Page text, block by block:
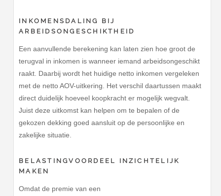
INKOMENSDALING BIJ
ARBEIDSONGESCHIKTHEID
Een aanvullende berekening kan laten zien hoe groot de
terugval in inkomen is wanneer iemand arbeidsongeschikt
raakt. Daarbij wordt het huidige netto inkomen vergeleken
met de netto AOV-uitkering. Het verschil daartussen maakt
direct duidelijk hoeveel koopkracht er mogelijk wegvalt.
Juist deze uitkomst kan helpen om te bepalen of de
gekozen dekking goed aansluit op de persoonlijke en
zakelijke situatie.
BELASTINGVOORDEEL INZICHTELIJK
MAKEN
Omdat de premie van een